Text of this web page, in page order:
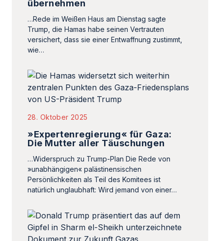
übernehmen
…Rede im Weißen Haus am Dienstag sagte
Trump, die Hamas habe seinen Vertrauten
versichert, dass sie einer Entwaffnung zustimmt,
wie…
28. Oktober 2025
»Expertenregierung« für Gaza:
Die Mutter aller Täuschungen
…Widerspruch zu Trump-Plan Die Rede von
»unabhängigen« palästinensischen
Persönlichkeiten als Teil des Komitees ist
natürlich unglaubhaft: Wird jemand von einer…